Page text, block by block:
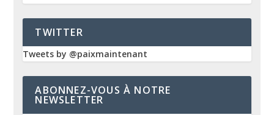
TWITTER
Tweets by @paixmaintenant
ABONNEZ-VOUS À NOTRE
NEWSLETTER